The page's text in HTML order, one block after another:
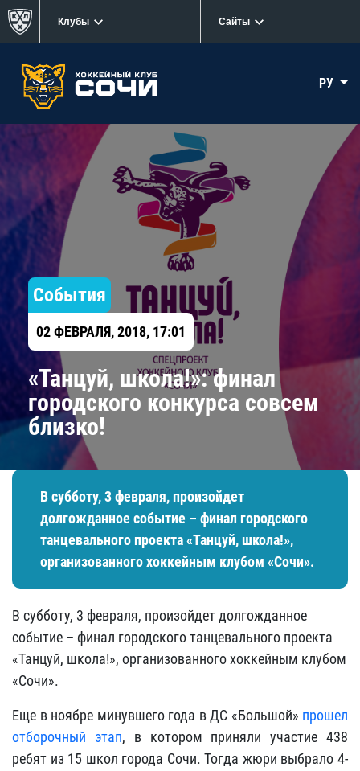
Клубы Сайты
РУ
События
02 ФЕВРАЛЯ, 2018, 17:01
«Танцуй, школа!»: финал
городского конкурса совсем
близко!
​В субботу, 3 февраля, произойдет
долгожданное событие – финал городского
танцевального проекта «Танцуй, школа!»,
организованного хоккейным клубом «Сочи».
​В субботу, 3 февраля, произойдет долгожданное
событие – финал городского танцевального проекта
«Танцуй, школа!», организованного хоккейным клубом
«Сочи».
Еще в ноябре минувшего года в ДС «Большой» прошел
отборочный этап, в котором приняли участие 438
ребят из 15 школ города Сочи. Тогда жюри выбрало 4-